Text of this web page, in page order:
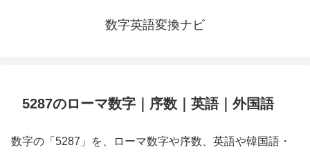
数字英語変換ナビ
5287のローマ数字｜序数｜英語｜外国語
数字の「5287」を、ローマ数字や序数、英語や韓国語・